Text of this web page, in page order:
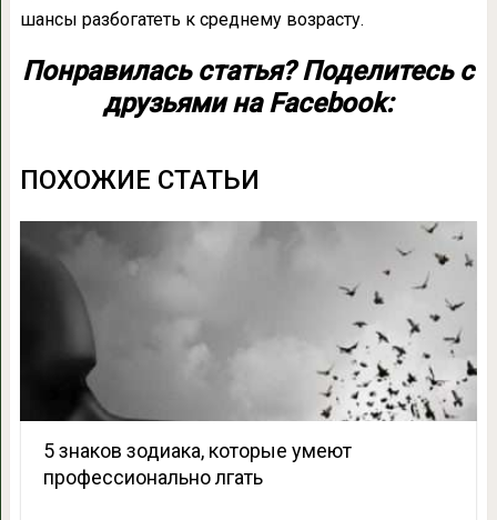
шансы разбогатеть к среднему возрасту.
Понравилась статья? Поделитесь с
друзьями на Facebook:
ПОХОЖИЕ СТАТЬИ
5 знаков зодиака, которые умеют
профессионально лгать